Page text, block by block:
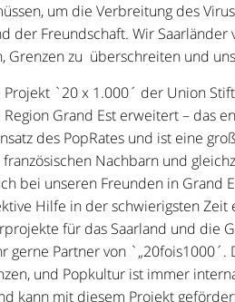
um die Verbreitung des
der Freundschaft. Wir
Grenzen zu überschreiten und
Projekt `20 x 1.000´ der Union
Grand Est erweitert – das
des PopRates und ist eine
Nachbarn und
bei unseren Freunden in Grand
Hilfe in der schwierigsten
für das Saarland und die
gerne Partner von
und Popkultur ist immer
kann mit diesem Projekt